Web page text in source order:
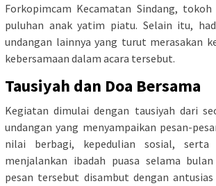
Forkopimcam Kecamatan Sindang,
puluhan anak yatim piatu. Selain itu,
undangan lainnya yang turut merasakan
kebersamaan dalam acara tersebut.
Tausiyah dan Doa Bersama
Kegiatan dimulai dengan tausiyah dari
undangan yang menyampaikan pesan-
nilai berbagi, kepedulian sosial, serta
menjalankan ibadah puasa selama bulan
pesan tersebut disambut dengan